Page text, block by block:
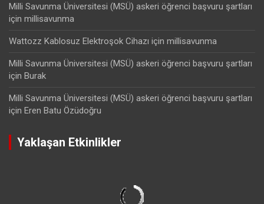
Milli Savunma Üniversitesi (MSÜ) askeri öğrenci başvuru şartları
için millisavunma
Wattozz Kablosuz Elektroşok Cihazı için millisavunma
Milli Savunma Üniversitesi (MSÜ) askeri öğrenci başvuru şartları
için Burak
Milli Savunma Üniversitesi (MSÜ) askeri öğrenci başvuru şartları
için Eren Batu Özüdoğru
Yaklaşan Etkinlikler